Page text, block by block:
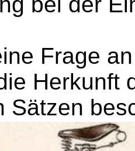
Frage
Herkunft
Sätzen